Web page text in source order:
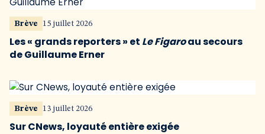
Brève 15 juillet 2026
Les « grands reporters » et Le Figaroau secours
de Guillaume Erner
Brève 13 juillet 2026
Sur CNews, loyauté entière exigée